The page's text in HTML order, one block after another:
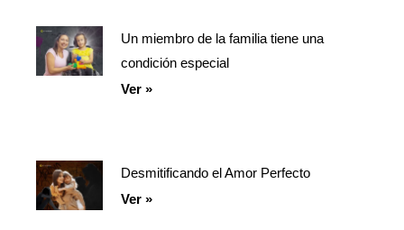
Un miembro de la familia tiene una
condición especial
Ver »
Desmitificando el Amor Perfecto
Ver »